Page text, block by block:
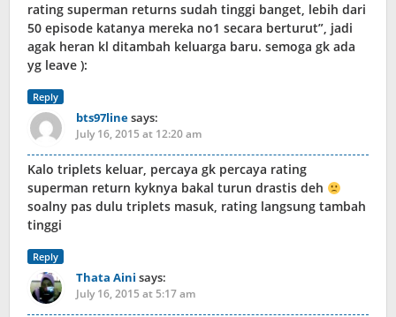
rating superman returns sudah tinggi banget, lebih dari
50 episode katanya mereka no1 secara berturut”, jadi
agak heran kl ditambah keluarga baru. semoga gk ada
yg leave ):
Reply
bts97linesays:
July 16, 2015 at 12:20 am
Kalo triplets keluar, percaya gk percaya rating
superman return kyknya bakal turun drastis deh
soalny pas dulu triplets masuk, rating langsung tambah
tinggi
Reply
Thata Aini says:
July 16, 2015 at 5:17 am